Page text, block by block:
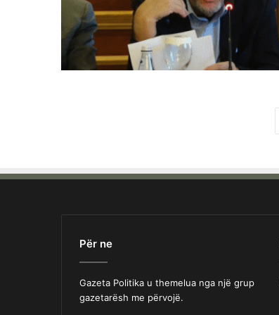
Për ne
Gazeta Politika u themelua nga një grup
gazetarësh me përvojë.